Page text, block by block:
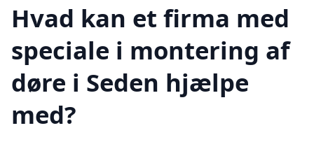
Hvad kan et firma med
speciale i montering af
døre i Seden hjælpe
med?